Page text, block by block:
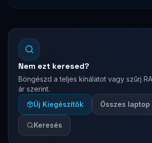
Nem ezt keresed?
Böngészd a teljes kínálatot vagy szűrj
ár szerint.
Új Kiegészítők
Összes laptop
Keresés